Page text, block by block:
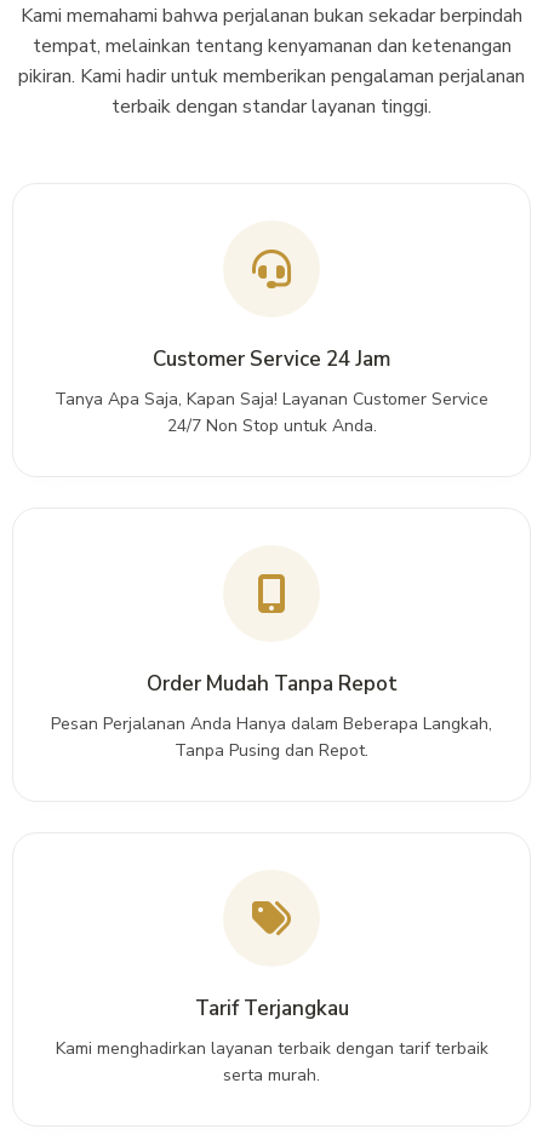
Kami memahami bahwa perjalanan bukan sekadar berpindah
tempat, melainkan tentang kenyamanan dan ketenangan
pikiran. Kami hadir untuk memberikan pengalaman perjalanan
terbaik dengan standar layanan tinggi.
Customer Service 24 Jam
Tanya Apa Saja, Kapan Saja! Layanan Customer Service
24/7 Non Stop untuk Anda.
Order Mudah Tanpa Repot
Pesan Perjalanan Anda Hanya dalam Beberapa Langkah,
Tanpa Pusing dan Repot.
Tarif Terjangkau
Kami menghadirkan layanan terbaik dengan tarif terbaik
serta murah.